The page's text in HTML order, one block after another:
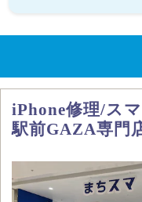
iPhone修理/ス
駅前GAZA専門